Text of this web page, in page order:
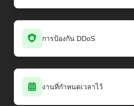
การป้องกัน DDoS
งานที่กำหนดเวลาไว้